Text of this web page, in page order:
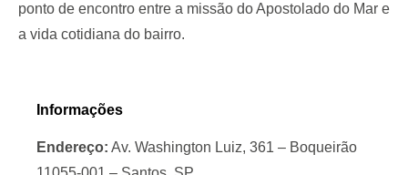
ponto de encontro entre a missão do Apostolado do Mar e
a vida cotidiana do bairro.
Informações
Endereço: Av. Washington Luiz, 361 – Boqueirão